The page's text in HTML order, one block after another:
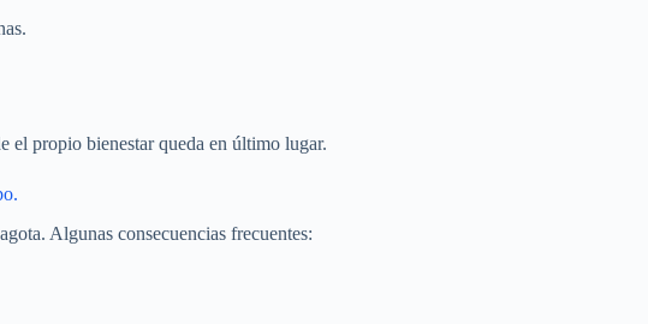
el propio bienestar queda en último lugar.
Algunas consecuencias frecuentes: